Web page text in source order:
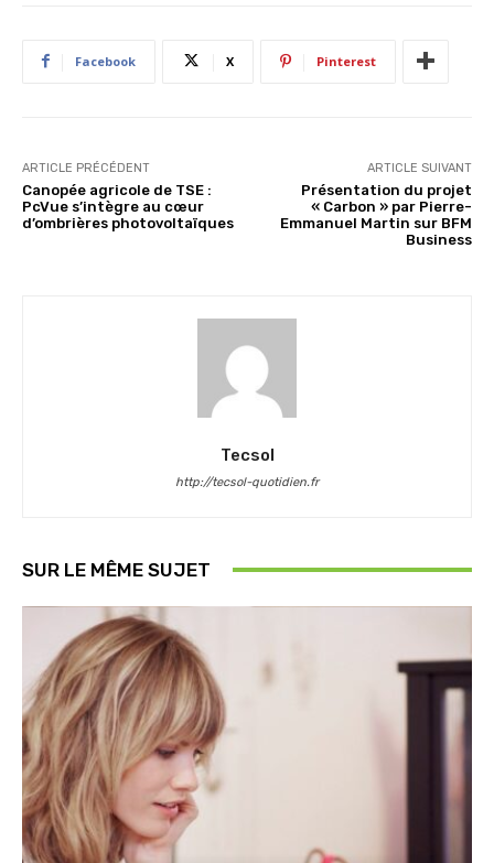
Facebook X Pinterest
ARTICLE PRÉCÉDENT
Canopée agricole de TSE :
PcVue s’intègre au cœur
d’ombrières photovoltaïques
ARTICLE SUIVANT
Présentation du projet
« Carbon » par Pierre-
Emmanuel Martin sur BFM
Business
Tecsol
http://tecsol-quotidien.fr
SUR LE MÊME SUJET